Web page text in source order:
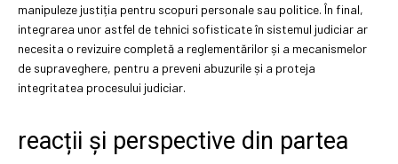
manipuleze justiția pentru scopuri personale sau politice. În final,
integrarea unor astfel de tehnici sofisticate în sistemul judiciar ar
necesita o revizuire completă a reglementărilor și a mecanismelor
de supraveghere, pentru a preveni abuzurile și a proteja
integritatea procesului judiciar.
reacții și perspective din partea